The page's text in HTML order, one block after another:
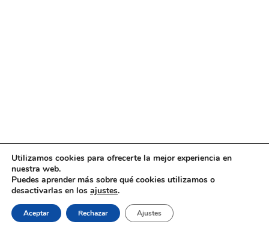
Utilizamos cookies para ofrecerte la mejor experiencia en
nuestra web.
Puedes aprender más sobre qué cookies utilizamos o
desactivarlas en los ajustes.
Aceptar Rechazar Ajustes